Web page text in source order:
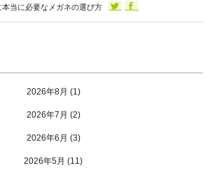
本当に必要なメガネの選び方
2026年8月 (1)
2026年7月 (2)
2026年6月 (3)
2026年5月 (11)